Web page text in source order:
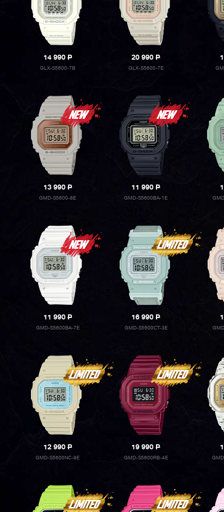
14 990P
GLX-S5600-7B
20 990P
GLX-S5600-7E
13 990P
GMD-S5600-8E
11 990P
GMD-S5600BA-1E
11 990P
GMD-S5600BA-7E
16 990P
GMD-S5600CT-3E
12 990P
GMD-S5600NC-9E
19 990P
GMD-S5600RB-4E